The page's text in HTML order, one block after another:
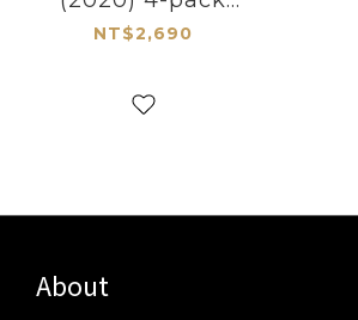
APAC
NT$2,690
About